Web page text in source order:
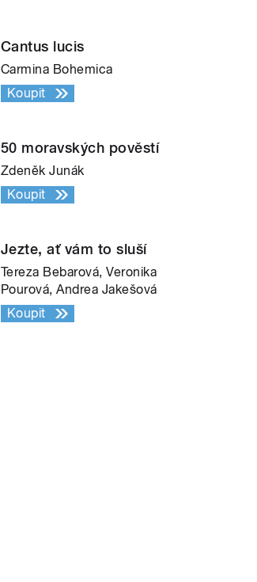
Cantus lucis
Carmina Bohemica
Koupit
50 moravských pověstí
Zdeněk Junák
Koupit
Jezte, ať vám to sluší
Tereza Bebarová, Veronika
Pourová, Andrea Jakešová
Koupit